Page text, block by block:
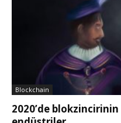
Blockchain
2020’de